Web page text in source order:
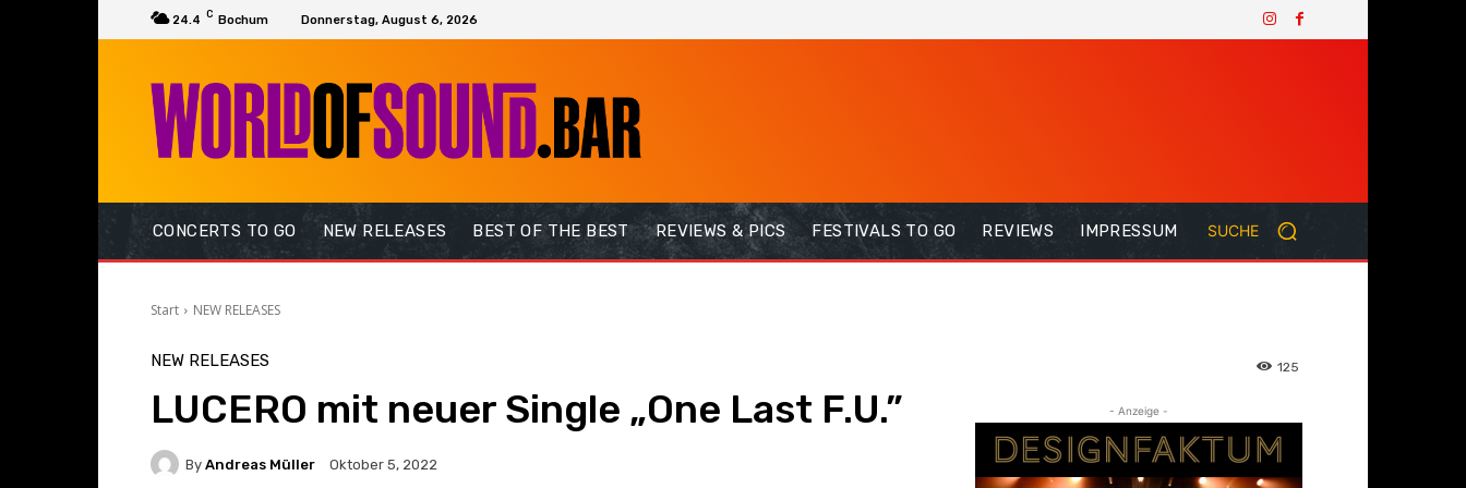
24.4 C Bochum Donnerstag, August 6, 2026
CONCERTS TO GO NEW RELEASES BEST OF THE BEST REVIEWS & PICS FESTIVALS TO GO REVIEWS IMPRESSUM SUCHE
Start NEW RELEASES
NEW RELEASES
LUCERO mit neuer Single „One Last F.U.”
By Andreas Müller Oktober 5, 2022
125
- Anzeige -